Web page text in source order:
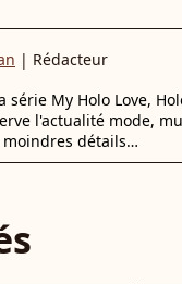
| Rédacteur
série My Holo Love,
l'actualité mode,
moindres détails…